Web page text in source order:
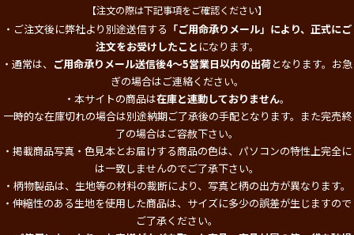
【注文の際は下記事項をご確認ください】
・ご注文後に弊社より別途送信する 「ご用命承りメール」により、正式にご
注文をお受けしたこと になります。
・通常は、 ご用命承りメール送信後4～5営業日以内の出荷となります。お急
ぎの場合はご連絡ください。
・本サイトの商品は在庫と連動しておりません。
一時的な在庫切れの場合は別途納期ご了承後の手配となります。また完売終
了の場合はご容赦下さい。
・掲載商品写真・色見本とお届けする商品の色は、パソコンの特性上完全に
は一致しませんのでご了承下さい。
・柄物製品は、生地等の材料の裁断により、写真と柄の出方が異なります。
・伸縮性のある生地を使用した商品は、サイズに多少の誤差が生じますので
ご了承ください。